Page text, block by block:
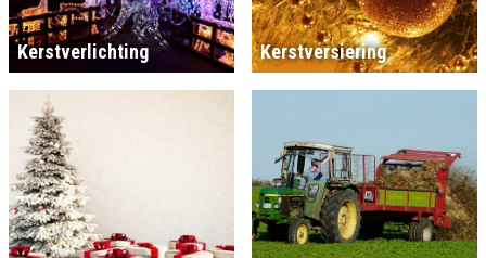
Kerstverlichting Kerstversiering